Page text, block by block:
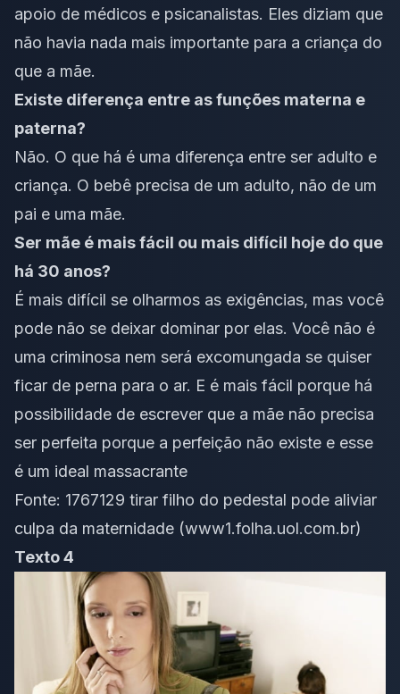
apoio de médicos e psicanalistas. Eles diziam que
não havia nada mais importante para a criança do
que a mãe.
Existe diferença entre as funções materna e
paterna?
Não. O que há é uma diferença entre ser adulto e
criança. O bebê precisa de um adulto, não de um
pai e uma mãe.
Ser mãe é mais fácil ou mais difícil hoje do que
há 30 anos?
É mais difícil se olharmos as exigências, mas você
pode não se deixar dominar por elas. Você não é
uma criminosa nem será excomungada se quiser
ficar de perna para o ar. E é mais fácil porque há
possibilidade de escrever que a mãe não precisa
ser perfeita porque a perfeição não existe e esse
é um ideal massacrante
Fonte: 1767129 tirar filho do pedestal pode aliviar
culpa da maternidade (www1.folha.uol.com.br)
Texto 4